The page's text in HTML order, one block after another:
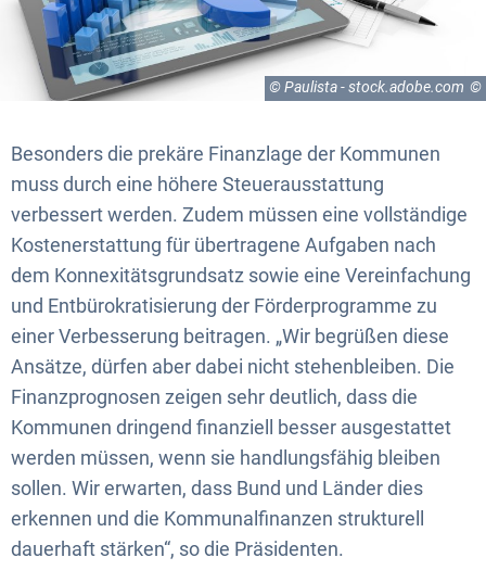
© Paulista - stock.adobe.com
Besonders die prekäre Finanzlage der Kommunen
muss durch eine höhere Steuerausstattung
verbessert werden. Zudem müssen eine vollständige
Kostenerstattung für übertragene Aufgaben nach
dem Konnexitätsgrundsatz sowie eine Vereinfachung
und Entbürokratisierung der Förderprogramme zu
einer Verbesserung beitragen. „Wir begrüßen diese
Ansätze, dürfen aber dabei nicht stehenbleiben. Die
Finanzprognosen zeigen sehr deutlich, dass die
Kommunen dringend finanziell besser ausgestattet
werden müssen, wenn sie handlungsfähig bleiben
sollen. Wir erwarten, dass Bund und Länder dies
erkennen und die Kommunalfinanzen strukturell
dauerhaft stärken“, so die Präsidenten.